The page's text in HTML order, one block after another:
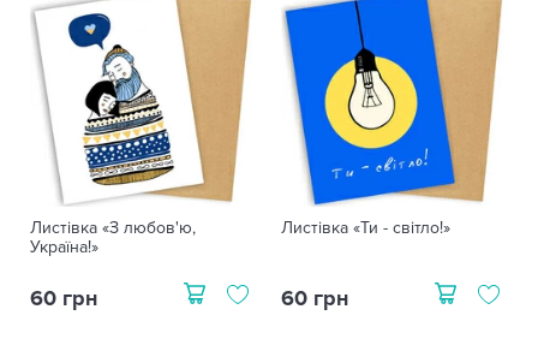
Листівка «З любов'ю,
Україна!»
60 грн
Листівка «Ти - світло!»
60 грн